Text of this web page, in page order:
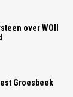
over WOII
Groesbeek